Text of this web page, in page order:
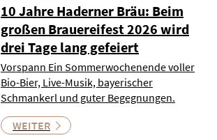
10 Jahre Haderner Bräu: Beim
großen Brauereifest 2026 wird
drei Tage lang gefeiert
Vorspann Ein Sommerwochenende voller
Bio-Bier, Live-Musik, bayerischer
Schmankerl und guter Begegnungen.
WEITER